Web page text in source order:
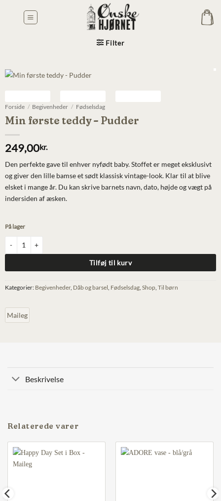
Filter
Forside / Begivenheder / Fødselsdag
Min første teddy – Pudder
249,00kr.
Den perfekte gave til enhver nyfødt baby. Stoffet er meget eksklusivt
og giver den lille bamse et sødt klassisk vintage-look. Klar til at blive
elsket i mange år. Du kan skrive barnets navn, dato, højde og vægt på
indersiden af æsken.
På lager
Tilføj til kurv
Kategorier: Begivenheder, Dåb og barsel Fødselsdag Shop Til børn
Maileg
Beskrivelse
Relaterede varer